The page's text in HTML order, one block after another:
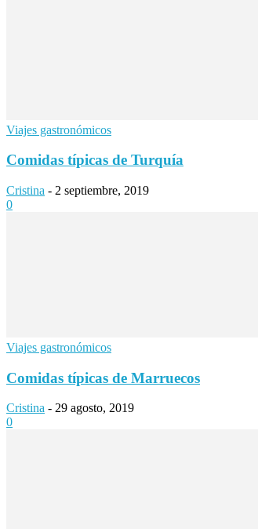
Viajes gastronómicos
Comidas típicas de Turquía
Cristina - 2 septiembre, 2019
0
Viajes gastronómicos
Comidas típicas de Marruecos
Cristina - 29 agosto, 2019
0